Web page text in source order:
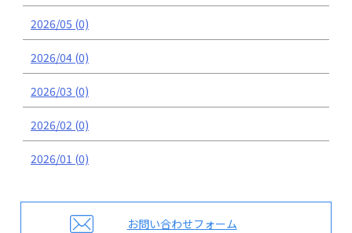
2026/05 (0)
2026/04 (0)
2026/03 (0)
2026/02 (0)
2026/01 (0)
お問い合わせフォーム